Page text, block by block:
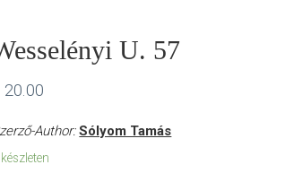
U. 57
20.00
Author:Sólyom Tamás